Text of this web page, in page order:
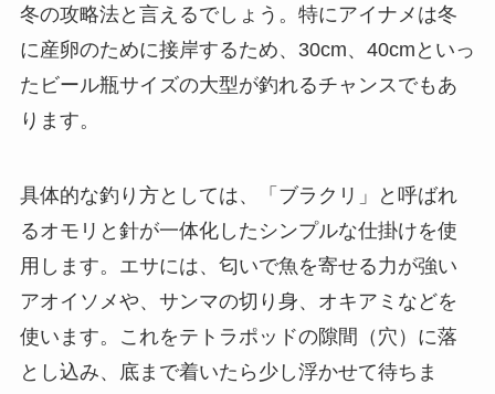
冬の攻略法と言えるでしょう。特にアイナメは冬
に産卵のために接岸するため、30cm、40cmといっ
たビール瓶サイズの大型が釣れるチャンスでもあ
ります。
具体的な釣り方としては、「ブラクリ」と呼ばれ
るオモリと針が一体化したシンプルな仕掛けを使
用します。エサには、匂いで魚を寄せる力が強い
アオイソメや、サンマの切り身、オキアミなどを
使います。これをテトラポッドの隙間（穴）に落
とし込み、底まで着いたら少し浮かせて待ちま